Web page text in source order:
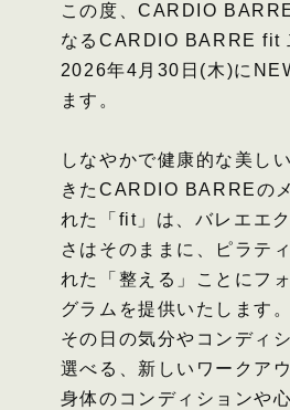
この度、CARDIO
なるCARDIO BARRE fit
2026年4月30日(木)に
ます。
しなやかで健康的な美し
きた​CARDIO BARREの
れた「fit」は、バレエエ
さはそのままに、​ピラテ
れた「整える」ことにフ
グラムを提供いたします。
その日の気分やコンディ
選べる、新しいワークア
身体のコンディションや